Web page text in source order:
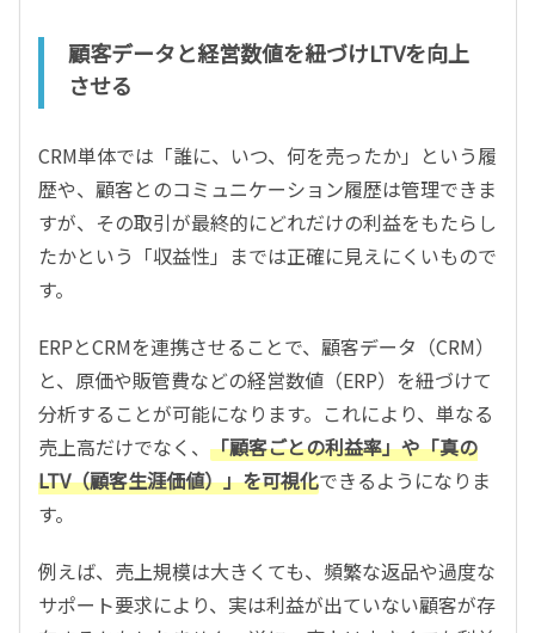
顧客データと経営数値を紐づけLTVを向上
させる
CRM単体では「誰に、いつ、何を売ったか」という履
歴や、顧客とのコミュニケーション履歴は管理できま
すが、その取引が最終的にどれだけの利益をもたらし
たかという「収益性」までは正確に見えにくいもので
す。
ERPとCRMを連携させることで、顧客データ（CRM）
と、原価や販管費などの経営数値（ERP）を紐づけて
分析することが可能になります。これにより、単なる
売上高だけでなく、 「顧客ごとの利益率」や「真の
LTV（顧客生涯価値）」を可視化できるようになりま
す。
例えば、売上規模は大きくても、頻繁な返品や過度な
サポート要求により、実は利益が出ていない顧客が存